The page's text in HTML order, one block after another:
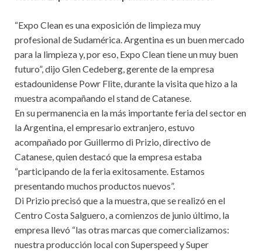
“Expo Clean es una exposición de limpieza muy
profesional de Sudamérica. Argentina es un buen mercado
para la limpieza y, por eso, Expo Clean tiene un muy buen
futuro”, dijo Glen Cedeberg, gerente de la empresa
estadounidense Powr Flite, durante la visita que hizo a la
muestra acompañando el stand de Catanese.
En su permanencia en la más importante feria del sector en
la Argentina, el empresario extranjero, estuvo
acompañado por Guillermo di Prizio, directivo de
Catanese, quien destacó que la empresa estaba
“participando de la feria exitosamente. Estamos
presentando muchos productos nuevos”.
Di Prizio precisó que a la muestra, que se realizó en el
Centro Costa Salguero, a comienzos de junio último, la
empresa llevó “las otras marcas que comercializamos:
nuestra producción local con Superspeed y Super